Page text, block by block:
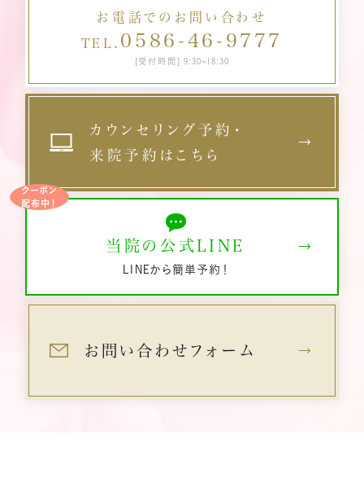
お電話でのお問い合わせ
TEL. 0586-46-9777
[受付時間] 9:30~18:30
カウンセリング予約・
来院予約はこちら
クーポン
配布中！
当院の公式LINE
LINEから簡単予約！
お問い合わせフォーム